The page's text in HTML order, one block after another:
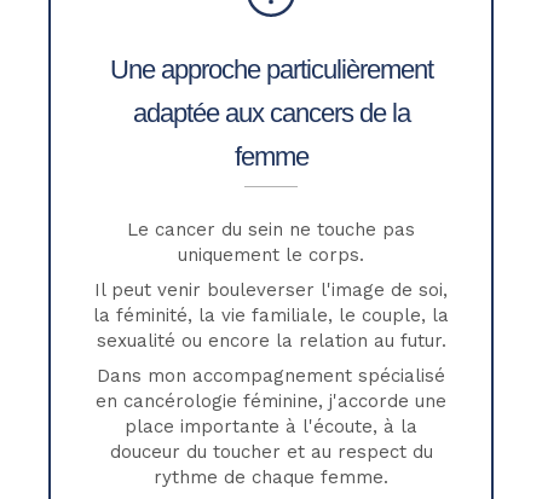
Une approche particulièrement
adaptée aux cancers de la
femme
Le cancer du sein ne touche pas
uniquement le corps.
Il peut venir bouleverser l'image de soi,
la féminité, la vie familiale, le couple, la
sexualité ou encore la relation au futur.
Dans mon accompagnement spécialisé
en cancérologie féminine, j'accorde une
place importante à l'écoute, à la
douceur du toucher et au respect du
rythme de chaque femme.